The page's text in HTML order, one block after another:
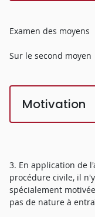
Examen des moyens
Sur le second moyen
Motivation
3. En application de
procédure civile, il
spécialement
pas de nature à